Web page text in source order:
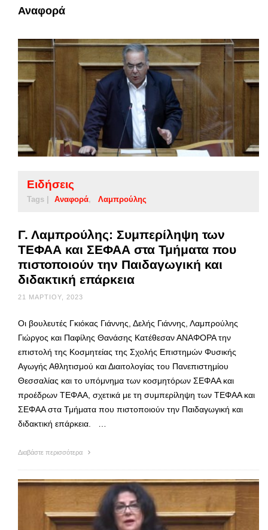
Αναφορά
Ειδήσεις
Tags | Αναφορά Λαμπρούλης
Γ. Λαμπρούλης: Συμπερίληψη των
ΤΕΦΑΑ και ΣΕΦΑΑ στα Τμήματα που
πιστοποιούν την Παιδαγωγική και
διδακτική επάρκεια
21 ΜΑΡΤΊΟΥ, 2023
Οι βουλευτές Γκιόκας Γιάννης, Δελής Γιάννης, Λαμπρούλης
Γιώργος και Παφίλης Θανάσης Κατέθεσαν ΑΝΑΦΟΡΑ την
επιστολή της Κοσμητείας της Σχολής Επιστημών Φυσικής
Αγωγής Αθλητισμού και Διαιτολογίας του Πανεπιστημίου
Θεσσαλίας και το υπόμνημα των κοσμητόρων ΣΕΦΑΑ και
προέδρων ΤΕΦΑΑ, σχετικά με τη συμπερίληψη των ΤΕΦΑΑ και
ΣΕΦΑΑ στα Τμήματα που πιστοποιούν την Παιδαγωγική και
διδακτική επάρκεια. …
Διαβάστε περισσότερα